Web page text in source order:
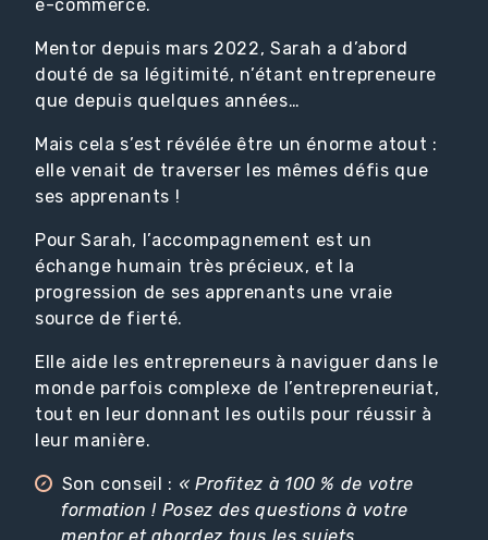
e-commerce.
Mentor depuis mars 2022, Sarah a d’abord
douté de sa légitimité, n’étant entrepreneure
que depuis quelques années…
Mais cela s’est révélée être un énorme atout :
elle venait de traverser les mêmes défis que
ses apprenants !
Pour Sarah, l’accompagnement est un
échange humain très précieux, et la
progression de ses apprenants une vraie
source de fierté.
Elle aide les entrepreneurs à naviguer dans le
monde parfois complexe de l’entrepreneuriat,
tout en leur donnant les outils pour réussir à
leur manière.
Son conseil : « Profitez à 100 % de votre
formation ! Posez des questions à votre